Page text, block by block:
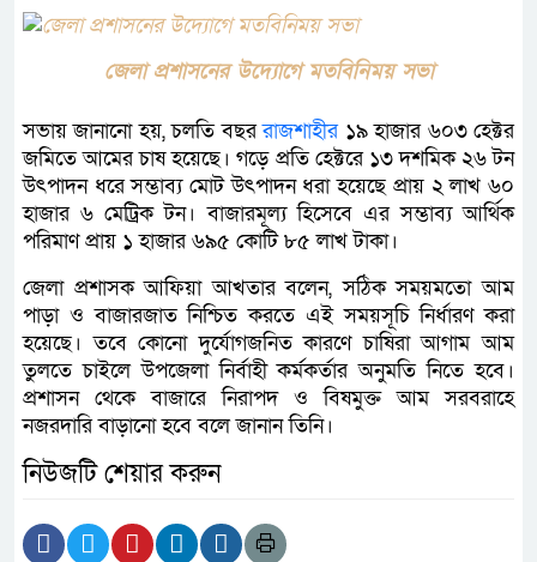
জেলা প্রশাসনের উদ্যোগে মতবিনিময় সভা
সভায় জানানো হয়, চলতি বছররাজশাহীর১৯ হাজার ৬০৩ হেক্টর
জমিতে আমের চাষ হয়েছে। গড়ে প্রতি হেক্টরে ১৩ দশমিক ২৬ টন
উৎপাদন ধরে সম্ভাব্য মোট উৎপাদন ধরা হয়েছে প্রায় ২ লাখ ৬০
হাজার ৬ মেট্রিক টন। বাজারমূল্য হিসেবে এর সম্ভাব্য আর্থিক
পরিমাণ প্রায় ১ হাজার ৬৯৫ কোটি ৮৫ লাখ টাকা।
জেলা প্রশাসক আফিয়া আখতার বলেন, সঠিক সময়মতো আম
পাড়া ও বাজারজাত নিশ্চিত করতে এই সময়সূচি নির্ধারণ করা
হয়েছে। তবে কোনো দুর্যোগজনিত কারণে চাষিরা আগাম আম
তুলতে চাইলে উপজেলা নির্বাহী কর্মকর্তার অনুমতি নিতে হবে।
প্রশাসন থেকে বাজারে নিরাপদ ও বিষমুক্ত আম সরবরাহে
নজরদারি বাড়ানো হবে বলে জানান তিনি।
নিউজটি শেয়ার করুন